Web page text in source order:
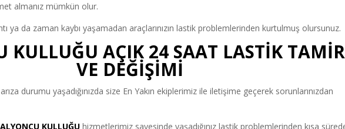
almanız mümkün olur.
ya da zaman kaybı yaşamadan araçlarınızın lastik problemlerinden kurtulmuş olursunuz.
KULLUĞU AÇIK 24 SAAT LASTİK
VE DEĞİŞİMİ
durumu yaşadığınızda size En Yakın ekiplerimiz ile iletişime geçerek sorunlarınızdan
KULLUĞU hizmetlerimiz sayesinde yaşadığınız lastik problemlerinden kısa